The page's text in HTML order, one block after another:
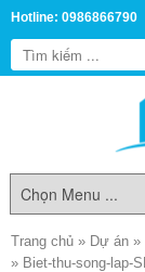
Hotline: 0986866790
Trang chủ » Dự án »
» Biet-thu-song-lap-